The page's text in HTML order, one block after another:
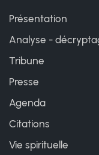
Présentation
Analyse -
Tribune
Presse
Agenda
Citations
Vie spirituelle